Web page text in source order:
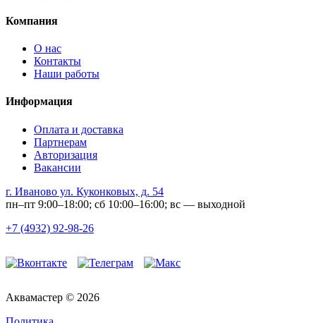
Компания
О нас
Контакты
Наши работы
Информация
Оплата и доставка
Партнерам
Авторизация
Вакансии
г. Иваново ул. Куконковых, д. 54
пн–пт 9:00–18:00; сб 10:00–16:00; вс — выходной
+7 (4932) 92-98-26
Аквамастер © 2026